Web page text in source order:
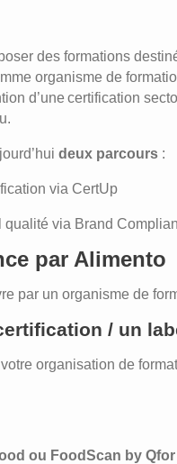
des formations
organisme de
d’une certification
deux parcours :
via CertUp
qualité via Brand
par Alimento
par un organisme de
/ un
organisation de
ou FoodScan by Qfor